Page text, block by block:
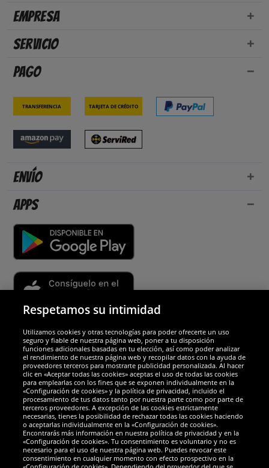
Empresa
Servicio
Pago
Transferencia Tarjeta de crédito
Envío
Apps
Socios y seguridad
Galardones
Respetamos su intimidad
Utilizamos cookies y otras tecnologías para poder ofrecerte un uso
seguro y fiable de nuestra página web, poner a tu disposición
funciones adicionales basadas en tu elección, así como poder analizar
el rendimiento de nuestra página web y recopilar datos con la ayuda de
proveedores terceros para mostrarte publicidad personalizada. Al hacer
clic en «Aceptar todas las cookies» aceptas el uso de todas las cookies
para emplearlas con los fines que se exponen individualmente en la
«Configuración de cookies» y la política de privacidad, incluido el
procesamiento de tus datos tanto por nuestra parte como por parte de
terceros proveedores. A excepción de las cookies estrictamente
necesarias, tienes la posibilidad de rechazar todas las cookies haciendo
o aceptarlas individualmente en la «Configuración de cookies».
Encontrarás más información en nuestra política de privacidad y en la
«Configuración de cookies». Tu consentimiento es voluntario y no es
necesario para el uso de nuestra página web. Puedes revocar este
consentimiento en cualquier momento con efecto prospectivo en la